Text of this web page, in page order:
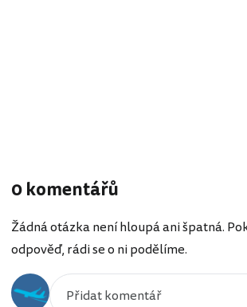
0 komentářů
Žádná otázka není hloupá ani špatná.
odpověď, rádi se o ni podělíme.